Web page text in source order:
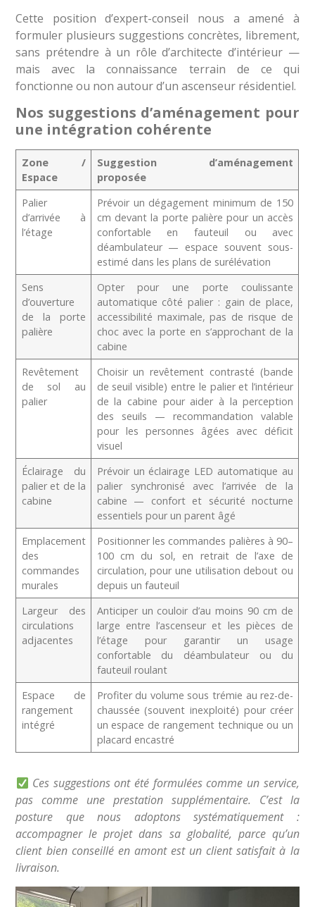
Cette position d’expert-conseil nous a amené à
formuler plusieurs suggestions concrètes, librement,
sans prétendre à un rôle d’architecte d’intérieur —
mais avec la connaissance terrain de ce qui
fonctionne ou non autour d’un ascenseur résidentiel.
Nos suggestions d’aménagement pour
une intégration cohérente
Zone /
Espace
Suggestion d’aménagement
proposée
Palier
d’arrivée à
l’étage
Prévoir un dégagement minimum de 150
cm devant la porte palière pour un accès
confortable en fauteuil ou avec
déambulateur — espace souvent sous-
estimé dans les plans de surélévation
Sens
d’ouverture
de la porte
palière
Opter pour une porte coulissante
automatique côté palier : gain de place,
accessibilité maximale, pas de risque de
choc avec la porte en s’approchant de la
cabine
Revêtement
de sol au
palier
Choisir un revêtement contrasté (bande
de seuil visible) entre le palier et l’intérieur
de la cabine pour aider à la perception
des seuils — recommandation valable
pour les personnes âgées avec déficit
visuel
Éclairage du
palier et de la
cabine
Prévoir un éclairage LED automatique au
palier synchronisé avec l’arrivée de la
cabine — confort et sécurité nocturne
essentiels pour un parent âgé
Emplacement
des
commandes
murales
Positionner les commandes palières à 90–
100 cm du sol, en retrait de l’axe de
circulation, pour une utilisation debout ou
depuis un fauteuil
Largeur des
circulations
adjacentes
Anticiper un couloir d’au moins 90 cm de
large entre l’ascenseur et les pièces de
l’étage pour garantir un usage
confortable du déambulateur ou du
fauteuil roulant
Espace de
rangement
intégré
Profiter du volume sous trémie au rez-de-
chaussée (souvent inexploité) pour créer
un espace de rangement technique ou un
placard encastré
Ces suggestions ont été formulées comme un service,
pas comme une prestation supplémentaire. C’est la
posture que nous adoptons systématiquement :
accompagner le projet dans sa globalité, parce qu’un
client bien conseillé en amont est un client satisfait à la
livraison.